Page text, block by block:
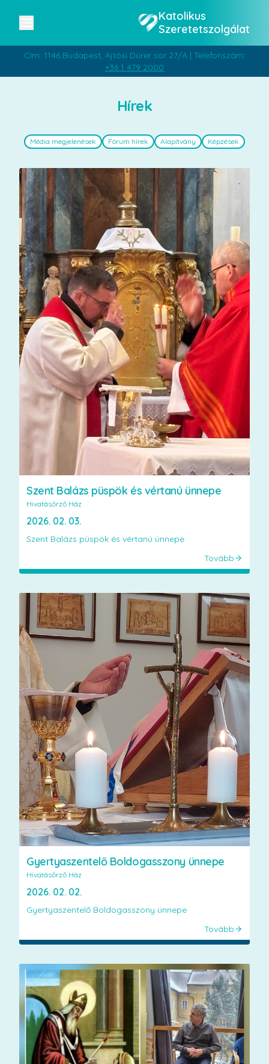
Katolikus
Szeretetszolgálat
Cím: 1146 Budapest, Ajtósi Dürer sor 27/A | Telefonszám:
+36 1 479 2000
Hírek
Média megjelenések Fórum hírek Alapítvány Képzések
Szent Balázs püspök és vértanú ünnepe
Hivatásőrző Ház
2026. 02. 03.
Szent Balázs püspök és vértanú ünnepe
Tovább
Gyertyaszentelő Boldogasszony ünnepe
Hivatásőrző Ház
2026. 02. 02.
Gyertyaszentelő Boldogasszony ünnepe
Tovább